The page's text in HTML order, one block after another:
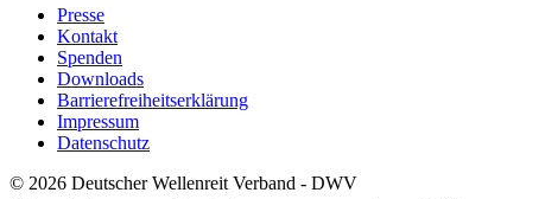
Presse
Kontakt
Spenden
Downloads
Barrierefreiheitserklärung
Impressum
Datenschutz
© 2026 Deutscher Wellenreit Verband - DWV